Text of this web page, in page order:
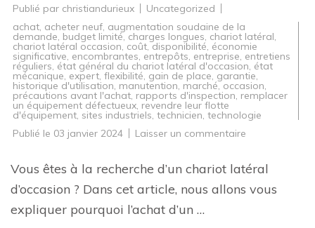
Publié par christiandurieux
Uncategorized
achat, acheter neuf, augmentation soudaine de la
demande, budget limité, charges longues, chariot latéral,
chariot latéral occasion, coût, disponibilité, économie
significative, encombrantes, entrepôts, entreprise, entretiens
réguliers, état général du chariot latéral d'occasion, état
mécanique, expert, flexibilité, gain de place, garantie,
historique d'utilisation, manutention, marché, occasion,
précautions avant l'achat, rapports d'inspection, remplacer
un équipement défectueux, revendre leur flotte
d'équipement, sites industriels, technicien, technologie
Publié le 03 janvier 2024 Laisser un commentaire
chariot
latéral
parfait
Vous êtes à la recherche d’un chariot latéral
d’occasion ? Dans cet article, nous allons vous
expliquer pourquoi l’achat d’un …